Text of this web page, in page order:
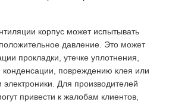
корпус может испытывать
давление. Это может
прокладки, утечке уплотнения,
повреждению клея или
Для производителей
привести к жалобам клиентов,